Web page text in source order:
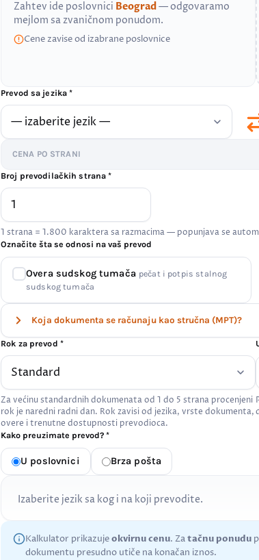
Zahtev ide poslovnici Beograd— odgovaramo
mejlom sa zvaničnom ponudom.
Cene zavise od izabrane poslovnice
Prevod sa jezika *
CENA PO STRANI
Broj prevodilačkih strana *
1 strana = 1.800 karaktera sa razmacima — popunjava se
Označite šta se odnosi na vaš prevod
Overa sudskog tumača pečat i potpis stalnog
sudskog tumača
Koja dokumenta se računaju kao stručna (MPT)?
Rok za prevod *
Za većinu standardnih dokumenata od 1 do 5 strana procenjeni
rok je naredni radni dan. Rok zavisi od jezika, vrste dokumenta,
overe i trenutne dostupnosti prevodioca.
Kako preuzimate prevod? *
U poslovnici Brza pošta
Izaberite jezik sa kog i na koji prevodite.
Kalkulator prikazujeokvirnu cenu. Zatačnu ponudu
dokumentu presudno utiče na konačan iznos.